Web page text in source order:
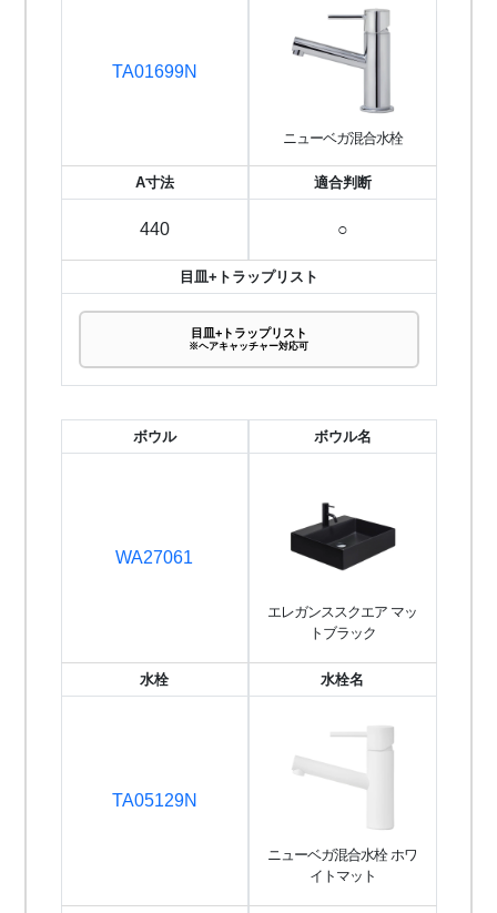
TA01699N
ニューベガ混合水栓
A寸法
440
適合判断
○
目皿+トラップリスト
目皿+トラップリスト
※ヘアキャッチャー対応可
ボウル
WA27061
ボウル名
エレガンススクエア マッ
トブラック
水栓
TA05129N
水栓名
ニューベガ混合水栓 ホワ
イトマット